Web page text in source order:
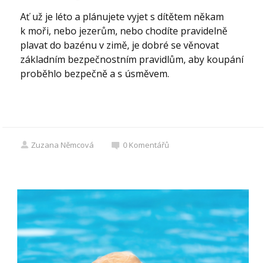
Ať už je léto a plánujete vyjet s dítětem někam
k moři, nebo jezerům, nebo chodíte pravidelně
plavat do bazénu v zimě, je dobré se věnovat
základním bezpečnostním pravidlům, aby koupání
proběhlo bezpečně a s úsměvem.
Zuzana Němcová 0 Komentářů